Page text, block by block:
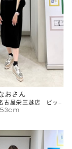
おさん
名古屋栄三越店 ピッコーネ